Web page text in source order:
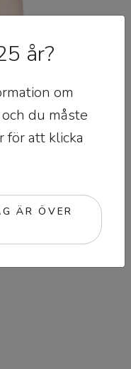
år?
om
du måste
för att klicka
ÄR ÖVER